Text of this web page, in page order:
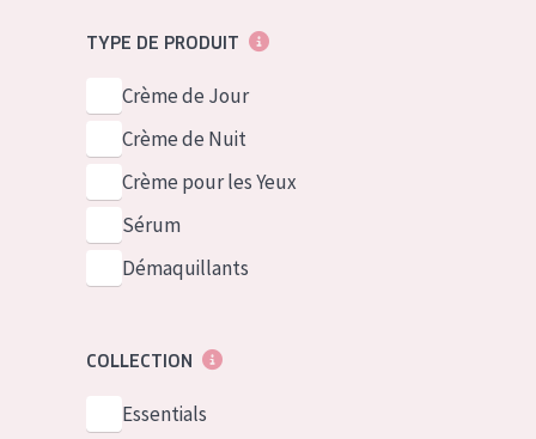
TYPE DE PRODUIT
Crème de Jour
Crème de Nuit
Crème pour les Yeux
Sérum
Démaquillants
COLLECTION
Essentials